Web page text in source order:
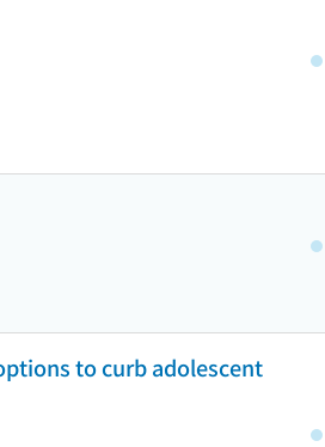
to curb adolescent